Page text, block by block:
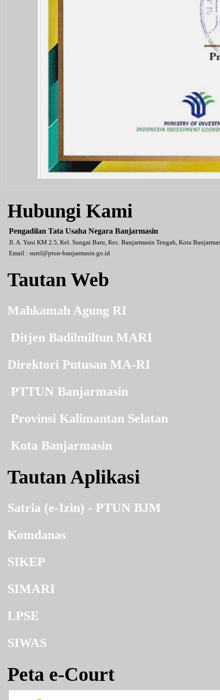
Hubungi Kami
Pengadilan Tata Usaha Negara Banjarmasin
Jl. A. Yani KM 2.5, Kel. Sungai Baru, Kec. Banjarmasin Tengah, Kota
Email : surel@ptun-banjarmasin.go.id
Tautan Web
Mahkamah Agung RI
Ditjen Badilmiltun MARI
Direktori Putusan MA-RI
PTTUN Banjarmasin
Provinsi Kalimantan Selatan
Kota Banjarmasin
Tautan Aplikasi
Satria (e-Izin) - PTUN BJM
Komdanas
SIKEP
SIMARI
LPSE
SIWAS
Peta e-Court